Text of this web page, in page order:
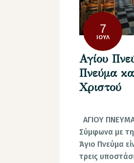
7
ΙΟΎΛ
Αγίου
Πνεύμα
Χριστού
ΑΓΙΟΥ
Σύμφωνα με τη
Άγιο Πνεύμα
τρεις